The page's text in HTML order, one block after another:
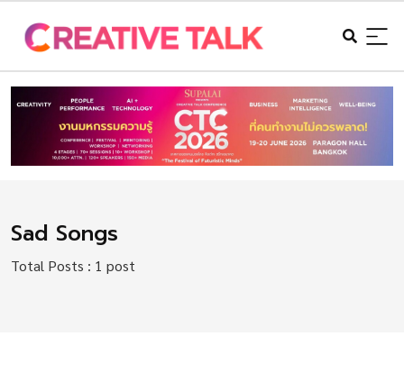
Sad Songs
Total Posts : 1 post